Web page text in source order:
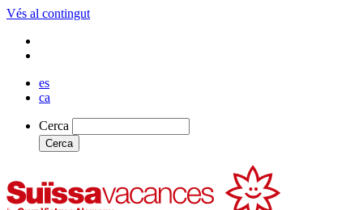
Vés al contingut
es
ca
Cerca
Cerca